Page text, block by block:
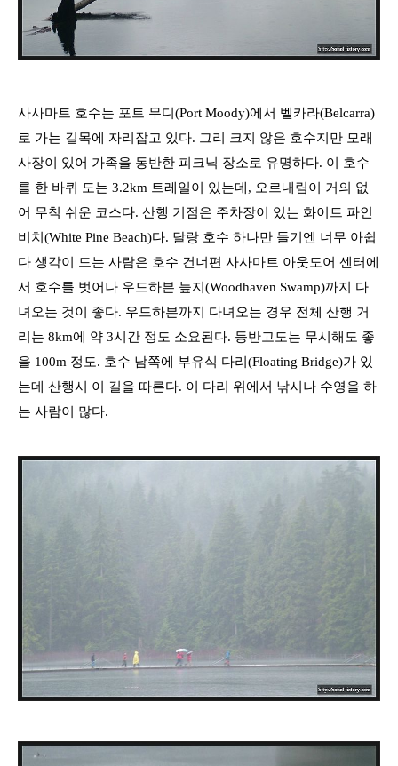
사사마트 호수는 포트 무디 (Port Moody)에서 벨카라(Belcarra)
로 가는 길목에 자리잡고 있다. 그리 크지 않은 호수지만 모래
사장이 있어 가족을 동반한 피크닉 장소로 유명하다. 이 호수
를 한 바퀴 도는 3.2km 트레일이 있는데 , 오르내림이 거의 없
어 무척 쉬운 코스다. 산행 기점은 주차장이 있는 화이트 파인
비치 (White Pine Beach)다. 달랑 호수 하나만 돌기엔 너무 아쉽
다 생각이 드는 사람은 호수 건너편 사사마트 아웃도어 센터에
서 호수를 벗어나 우드하븐 늪지 (Woodhaven Swamp)까지 다
녀오는 것이 좋다. 우드하븐까지 다녀오는 경우 전체 산행 거
리는 8km에 약 3시간 정도 소요된다. 등반고도는 무시해도 좋
을 100m 정도. 호수 남쪽에 부유식 다리 (Floating Bridge)가 있
는데 산행시 이 길을 따른다. 이 다리 위에서 낚시나 수영을 하
는 사람이 많다.